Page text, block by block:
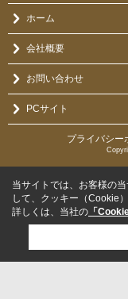
ホーム
会社概要
お問い合わせ
PCサイト
プライバシー
当サイトでは、お客様の
して、クッキー（Cookie
詳しくは、当社の 「